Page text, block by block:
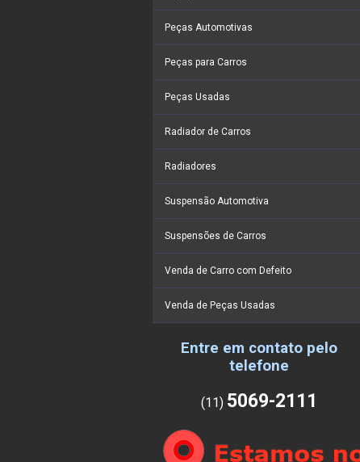
Peças Automotivas
Peças para Carros
Peças Usadas
Radiador de Carros
Radiadores
Suspensão Automotiva
Suspensões de Carros
Venda de Carro com Defeito
Venda de Peças Usadas
Entre em contato pelo
telefone
(11) 5069-2111